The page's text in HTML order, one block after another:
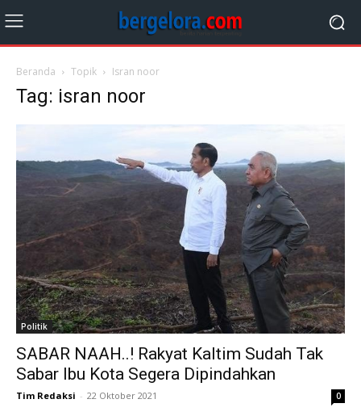
Beranda Topik Isran noor
Tag: isran noor
Politik
SABAR NAAH..! Rakyat Kaltim Sudah Tak
Sabar Ibu Kota Segera Dipindahkan
Tim Redaksi - 22 Oktober 2021 0